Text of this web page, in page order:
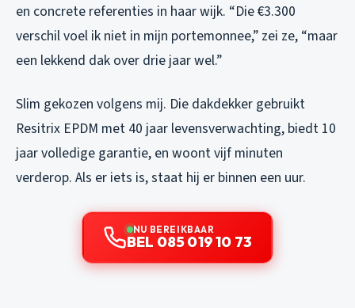
en concrete referenties in haar wijk. “Die €3.300
verschil voel ik niet in mijn portemonnee,” zei ze, “maar
een lekkend dak over drie jaar wel.”
Slim gekozen volgens mij. Die dakdekker gebruikt
Resitrix EPDM met 40 jaar levensverwachting, biedt 10
jaar volledige garantie, en woont vijf minuten
verderop. Als er iets is, staat hij er binnen een uur.
NU BEREIKBAAR
BEL 085 019 10 73